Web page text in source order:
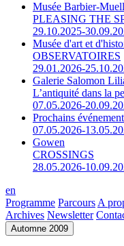
Musée Barbier-
PLEASING THE
29.10.2025-
Musée d'art et
OBSERVATOIRES
29.01.2026-
Galerie Salomon
L’antiquité dans la
07.05.2026-
Prochains
07.05.2026-
Gowen
CROSSINGS
28.05.2026-
en
Programme Parcours A
Archives Newsletter
Automne 2009